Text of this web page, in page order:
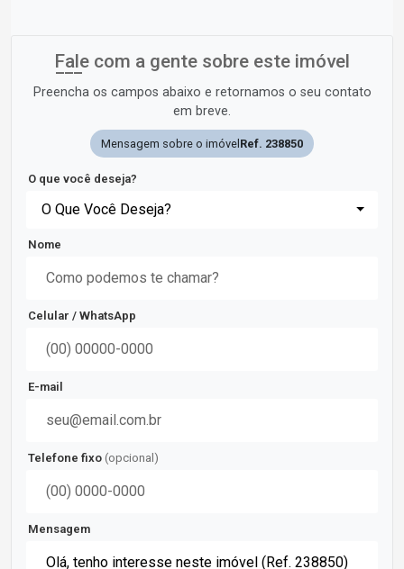
Fale com a gente sobre este imóvel
Preencha os campos abaixo e retornamos o seu contato
em breve.
Mensagem sobre o imóvelRef. 238850
O que você deseja?
O Que Você Deseja?
Nome
Celular / WhatsApp
E-mail
Telefone fixo (opcional)
Mensagem